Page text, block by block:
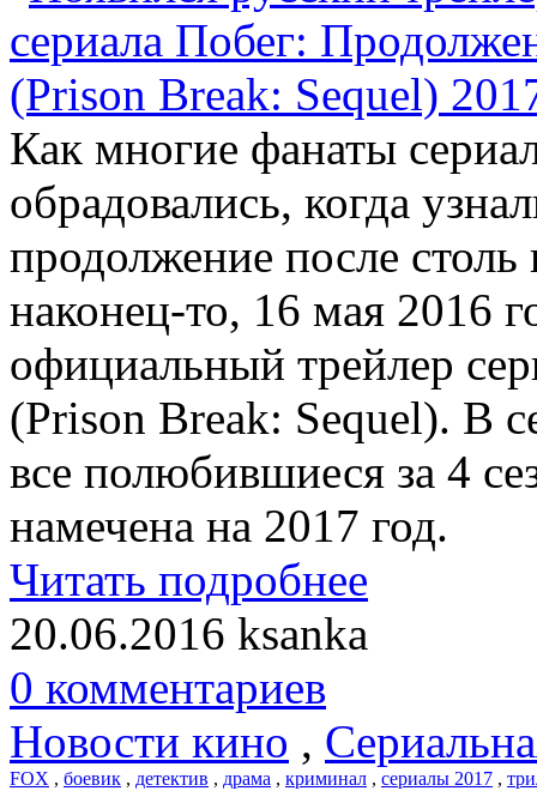
Как многие фанаты
обрадовались, когда
продолжение после
наконец-то, 16 мая 2016
официальный трейлер
(Prison Break: Sequel). В
все полюбившиеся за 4
намечена на 2017 год.
Читать подробнее
20.06.2016 ksanka
0 комментариев
Новости кино ,
FOX , боевик , детектив , драма , криминал , сериалы 2017 ,